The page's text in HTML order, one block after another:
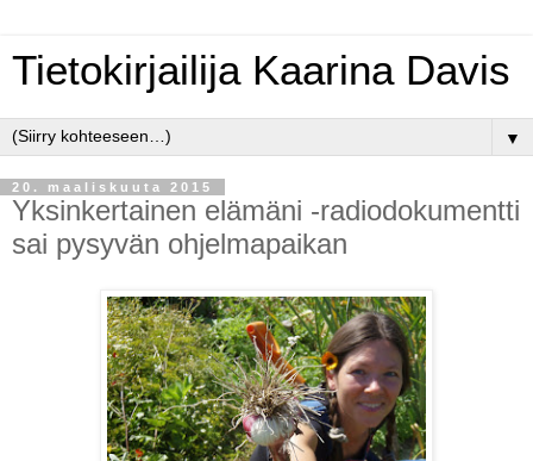
Tietokirjailija Kaarina Davis
▼
20. maaliskuuta 2015
Yksinkertainen elämäni -radiodokumentti
sai pysyvän ohjelmapaikan